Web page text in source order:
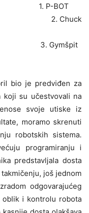
P-BOT
Chuck
Gymšpit
bio je predviđen za
su učestvovali na
svoje utiske iz
moramo skrenuti
robotskih sistema.
programiranju i
predstavljala dosta
još jednom
odgovarajućeg
oblik i kontrolu robota